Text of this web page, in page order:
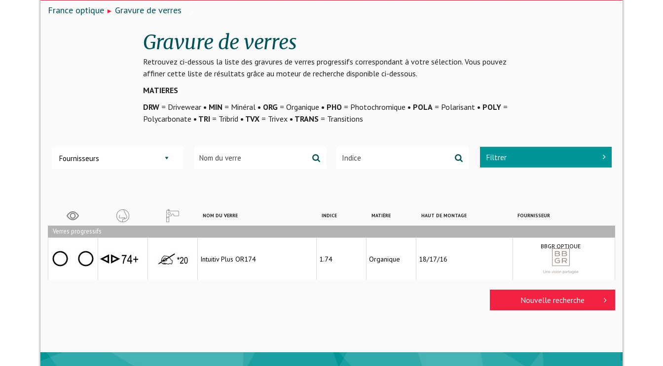
France optique Gravure de verres
Gravure de verres
Retrouvez ci-dessous la liste des gravures de verres progressifs correspondant à votre sélection. Vous pouvez
affiner cette liste de résultats grâce au moteur de recherche disponible ci-dessous.
MATIERES
DRW= Drivewear • MIN = Minéral • ORG= Organique • PHO= Photochromique • POLA= Polarisant • POLY=
Polycarbonate • TRI= Tribrid • TVX= Trivex • TRANS= Transitions
Fournisseurs Filtrer
NOM DU VERRE INDICE MATIÈRE HAUT DE MONTAGE FOURNISSEUR
Verres progressifs
Intuitiv Plus OR174 1.74 Organique 18/17/16
BBGR OPTIQUE
Nouvelle recherche